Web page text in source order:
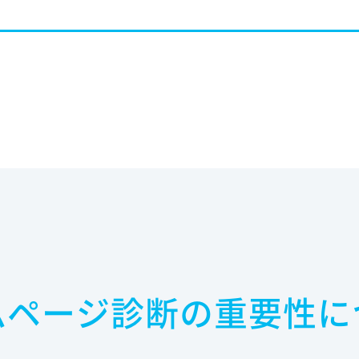
ージ診断の重要性